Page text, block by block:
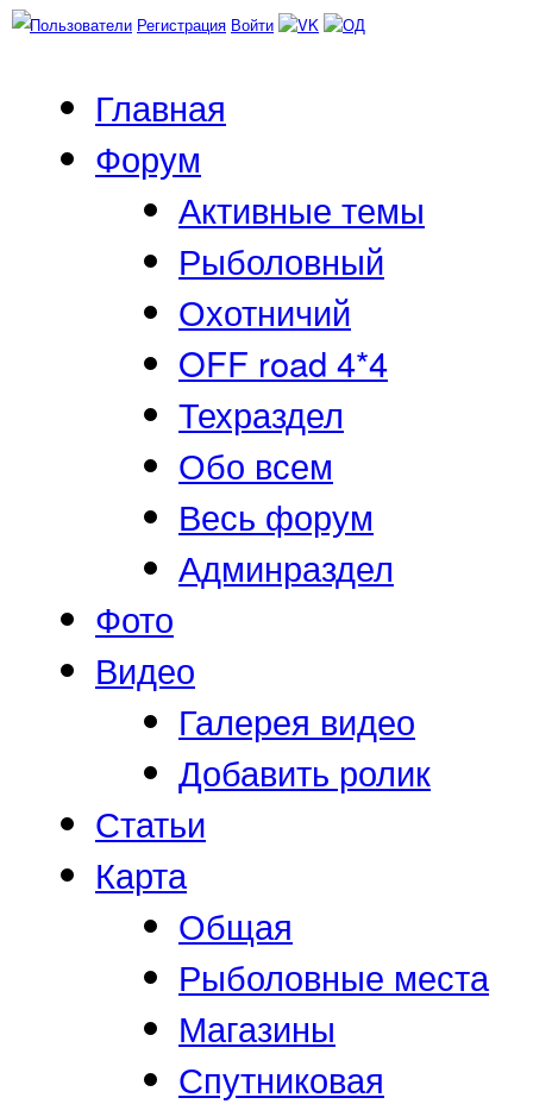
Пользователи Регистрация Войти
Главная
Форум
Активные темы
Рыболовный
Охотничий
OFF road 4*4
Техраздел
Обо всем
Весь форум
Админраздел
Фото
Видео
Галерея видео
Добавить ролик
Статьи
Карта
Общая
Рыболовные места
Магазины
Спутниковая